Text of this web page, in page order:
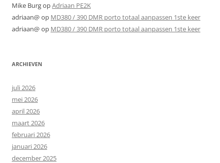
Mike BurgopAdriaan PE2K
adriaan@ op MD380 / 390 DMR porto totaal aanpassen 1ste keer
adriaan@ op MD380 / 390 DMR porto totaal aanpassen 1ste keer
ARCHIEVEN
juli 2026
mei 2026
april 2026
maart 2026
februari 2026
januari 2026
december 2025